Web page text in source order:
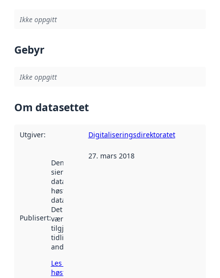
Ikke oppgitt
Gebyr
Ikke oppgitt
Om datasettet
Utgiver: Digitaliseringsdirektoratet
Publisert:
Denne datoen
sier når
datasettet ble
høstet av
data.norge.no.
Det kan ha
vært
tilgjengelig
tidligere
andre steder.
Les mer om
høsting her
27. mars 2018